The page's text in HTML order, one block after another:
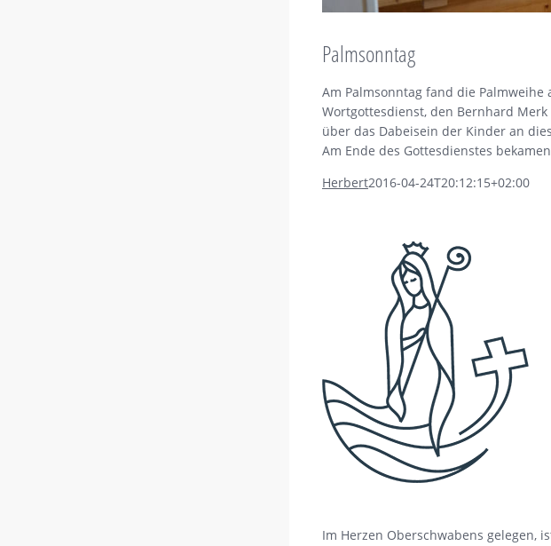
Palmsonntag
Am Palmsonntag fand die
Wortgottesdienst, den Bernhard
über das Dabeisein der Kinder an
Am Ende des Gottesdienstes
Herbert2016-04-24T20:12:15+02:00
Im Herzen Oberschwabens gelegen,